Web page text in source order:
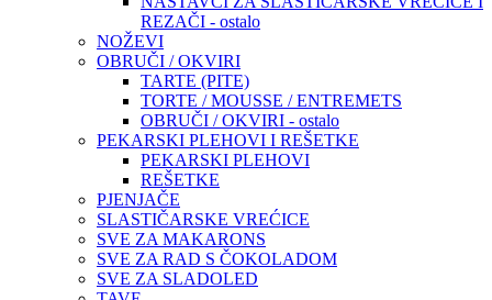
REZAČI - ostalo
NOŽEVI
OBRUČI / OKVIRI
TARTE (PITE)
TORTE / MOUSSE / ENTREMETS
OBRUČI / OKVIRI - ostalo
PEKARSKI PLEHOVI I REŠETKE
PEKARSKI PLEHOVI
REŠETKE
PJENJAČE
SLASTIČARSKE VREĆICE
SVE ZA MAKARONS
SVE ZA RAD S ČOKOLADOM
SVE ZA SLADOLED